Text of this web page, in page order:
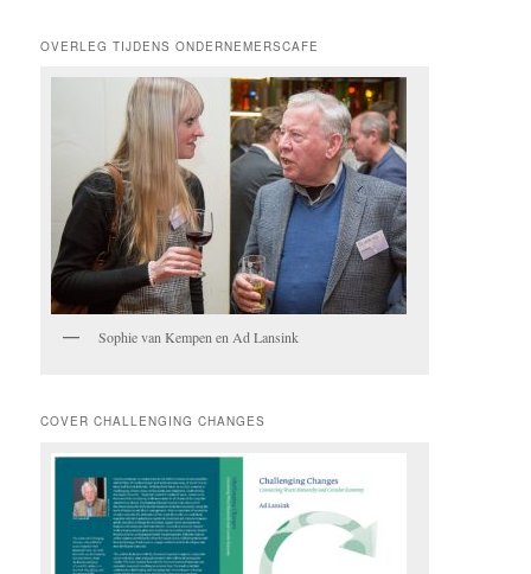
OVERLEG TIJDENS ONDERNEMERSCAFE
Sophie van Kempen en Ad Lansink
COVER CHALLENGING CHANGES